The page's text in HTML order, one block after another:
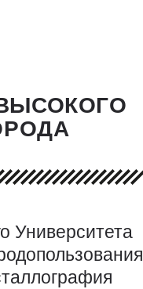
Университета